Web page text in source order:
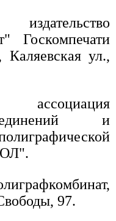
Госкомпечати
ул.,
ассоциация
и
97.